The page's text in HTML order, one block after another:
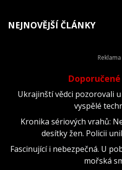
NEJNOVĚJŠÍ ČLÁNKY
Ukrajinští vědci pozorovali
vyspělé
Kronika sériových vrahů:
desítky žen. Policii
Fascinující i nebezpečná. U
mořská